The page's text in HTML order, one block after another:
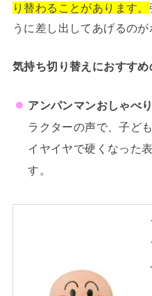
り替わることがあります。
うに差し出してあげるのが
気持ち切り替えにおすす
アンパンマンおしゃべ
ラクターの声で、子ど
イヤイヤで硬くなった
す。